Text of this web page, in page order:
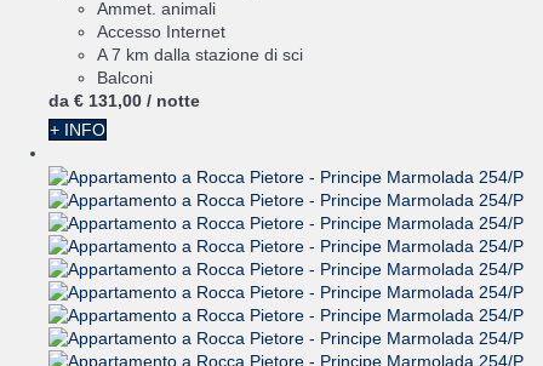
Ammet. animali
Accesso Internet
A 7 km dalla stazione di sci
Balconi
da € 131,00 / notte
+ INFO